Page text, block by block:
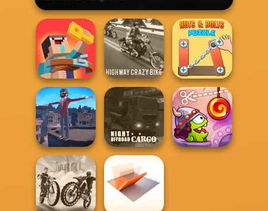
Noob: Zombie
Prison Escape
Highway Crazy
Bike
Nuts & Bolts
Puzzle
Backflip Maniac
Night OffRoad
Cargo